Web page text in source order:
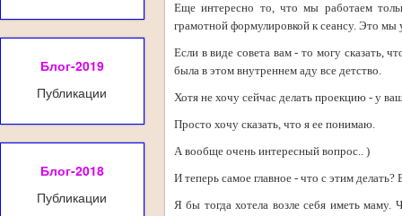
Блог-2019
Публикации
Блог-2018
Публикации
Еще интересно то, что мы работаем
грамотной формулировкой к сеансу. Это мы
Если в виде совета вам - то могу сказать,
была в этом внутреннем аду все детство.
Хотя не хочу сейчас делать проекцию - у
Просто хочу сказать, что я ее понимаю.
А вообще очень интересный вопрос.. )
И теперь самое главное - что с этим делать?
Я бы тогда хотела возле себя иметь